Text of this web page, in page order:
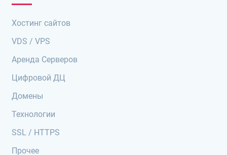
Хостинг сайтов
VDS / VPS
Аренда Серверов
Цифровой ДЦ
Домены
Технологии
SSL / HTTPS
Прочее